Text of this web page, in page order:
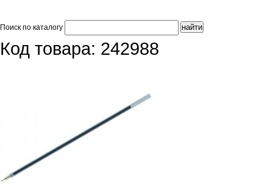
Поиск по каталогу
Код товара: 242988